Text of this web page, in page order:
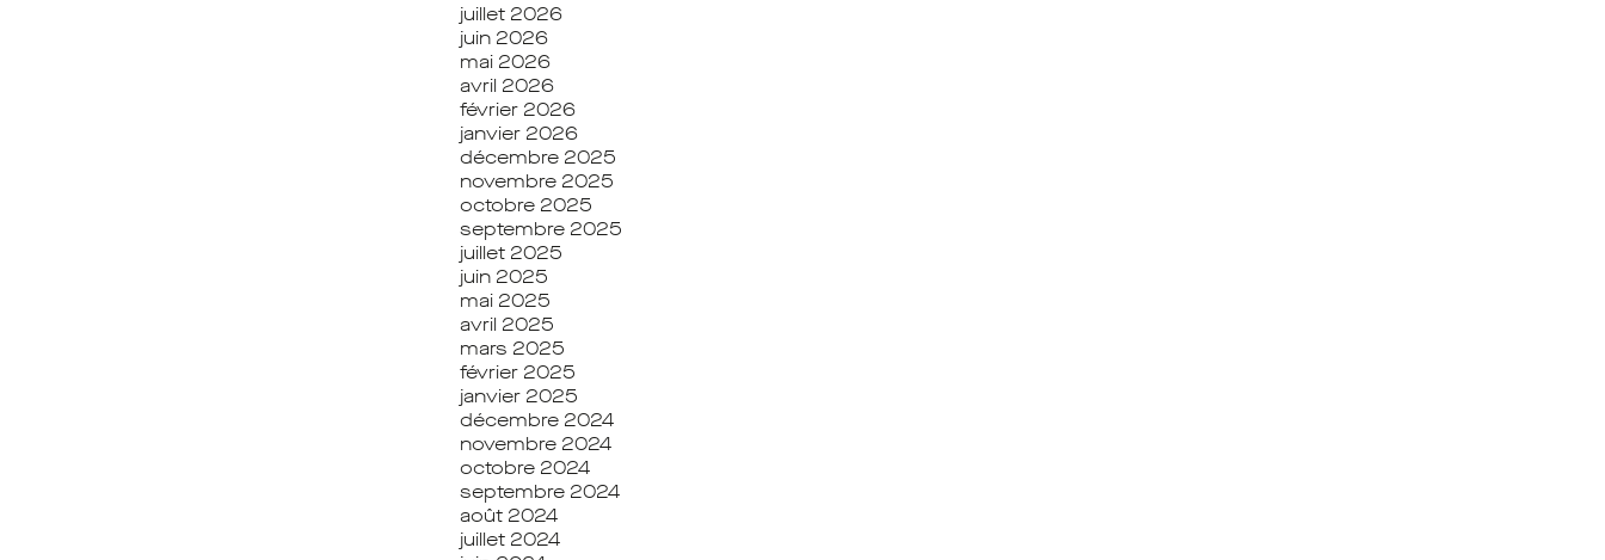
juillet 2026
juin 2026
mai 2026
avril 2026
février 2026
janvier 2026
décembre 2025
novembre 2025
octobre 2025
septembre 2025
juillet 2025
juin 2025
mai 2025
avril 2025
mars 2025
février 2025
janvier 2025
décembre 2024
novembre 2024
octobre 2024
septembre 2024
août 2024
juillet 2024